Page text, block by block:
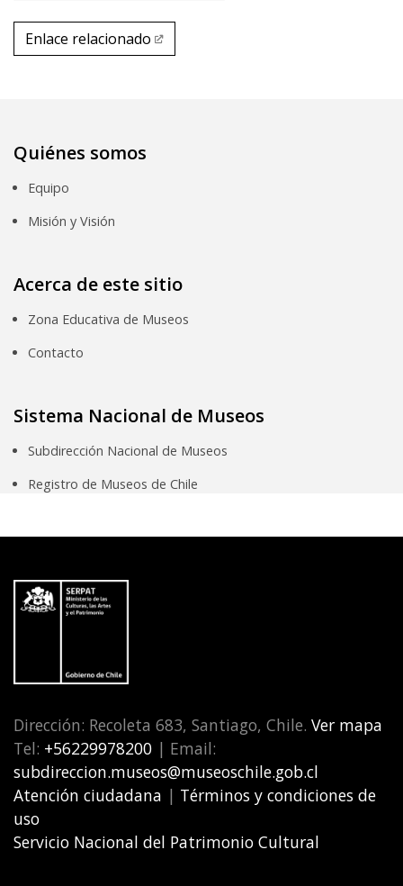
Enlace relacionado Enlace relacionado
Quiénes somos
Equipo
Misión y Visión
Acerca de este sitio
Zona Educativa de Museos
Contacto
Sistema Nacional de Museos
Subdirección Nacional de Museos
Registro de Museos de Chile
Dirección: Recoleta 683, Santiago, Chile. Ver mapa
Tel: +56229978200 | Email:
subdireccion.museos@museoschile.gob.cl
Atención ciudadana | Términos y condiciones de
uso
Servicio Nacional del Patrimonio Cultural